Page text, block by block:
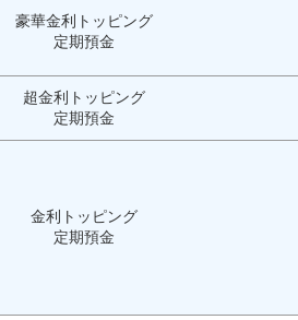
豪華金利トッピング
定期預金
超金利トッピング
定期預金
金利トッピング
定期預金